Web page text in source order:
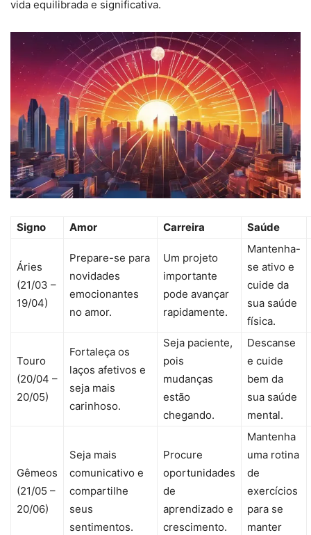
vida equilibrada e significativa.
Signo Amor Carreira Saúde
Áries
(21/03 –
19/04)
Prepare-se para
novidades
emocionantes
no amor.
Um projeto
importante
pode avançar
rapidamente.
Mantenha-
se ativo e
cuide da
sua saúde
física.
Touro
(20/04 –
20/05)
Fortaleça os
laços afetivos e
seja mais
carinhoso.
Seja paciente,
pois
mudanças
estão
chegando.
Descanse
e cuide
bem da
sua saúde
mental.
Gêmeos
(21/05 –
20/06)
Seja mais
comunicativo e
compartilhe
seus
sentimentos.
Procure
oportunidades
de
aprendizado e
crescimento.
Mantenha
uma rotina
de
exercícios
para se
manter